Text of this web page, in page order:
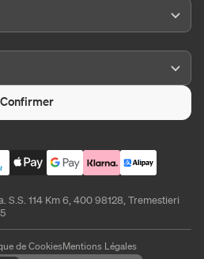
Confirmer
S.S. 114 Km 6, 400 98128, Tremestieri
de CookiesMentions Légales